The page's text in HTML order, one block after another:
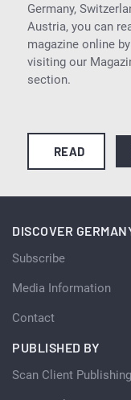
Germany,
Austria, you can
magazine online by
visiting our
section.
READ
DISCOVER
Subscribe
Media Information
Contact
PUBLISHED BY
Scan Client Publishing